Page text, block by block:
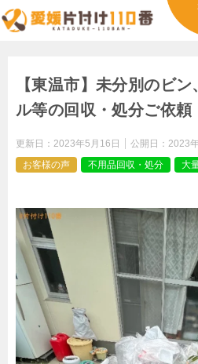
【東温市】未分別のビ
ル等の回収・処分ご依頼
更新日： 2023年5月16日 公開日： 2023
お客様の声
不用品回収・処分 大